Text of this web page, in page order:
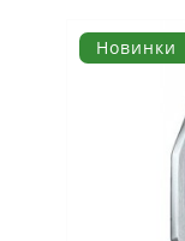
Новинки